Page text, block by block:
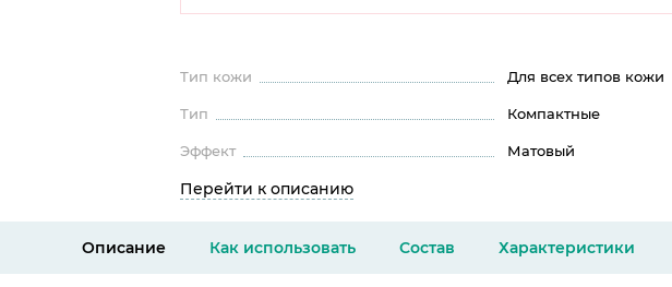
консультантов по номеру 8 800 200 78 80.
Тип кожи Для всех типов кожи
Тип Компактные
Эффект Матовый
Перейти к описанию
Описание Как использовать Состав Характеристики